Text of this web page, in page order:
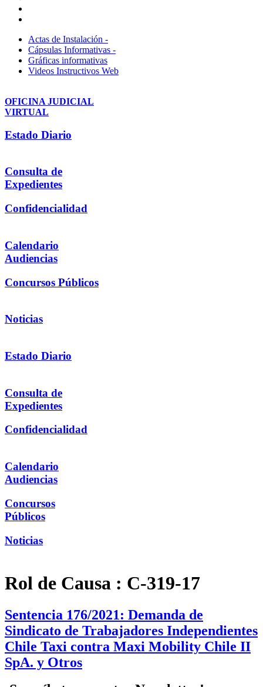
Actas de Instalación -
Cápsulas Informativas -
Gráficas informativas
Videos Instructivos Web
OFICINA JUDICIAL
VIRTUAL
Estado Diario
Consulta de
Expedientes
Confidencialidad
Calendario
Audiencias
Concursos Públicos
Noticias
Estado Diario
Consulta de
Expedientes
Confidencialidad
Calendario
Audiencias
Concursos
Públicos
Noticias
Rol de Causa : C-319-17
Sentencia 176/2021: Demanda de
Sindicato de Trabajadores Independientes
Chile Taxi contra Maxi Mobility Chile II
SpA. y Otros